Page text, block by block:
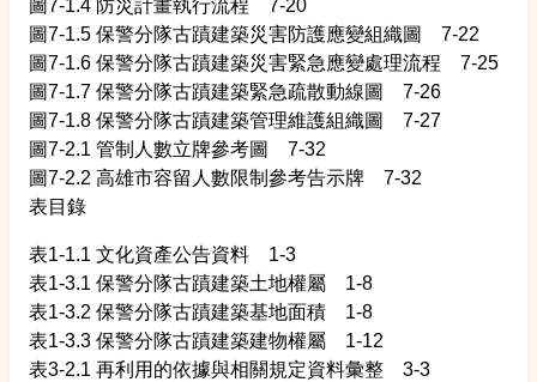
圖7-1.4 防災計畫執行流程 7-20
圖7-1.5 保警分隊古蹟建築災害防護應變組織圖 7-22
圖7-1.6 保警分隊古蹟建築災害緊急應變處理流程 7-25
圖7-1.7 保警分隊古蹟建築緊急疏散動線圖 7-26
圖7-1.8 保警分隊古蹟建築管理維護組織圖 7-27
圖7-2.1 管制人數立牌參考圖 7-32
圖7-2.2 高雄市容留人數限制參考告示牌 7-32
表目錄
表1-1.1 文化資產公告資料 1-3
表1-3.1 保警分隊古蹟建築土地權屬 1-8
表1-3.2 保警分隊古蹟建築基地面積 1-8
表1-3.3 保警分隊古蹟建築建物權屬 1-12
表3-2.1 再利用的依據與相關規定資料彙整 3-3